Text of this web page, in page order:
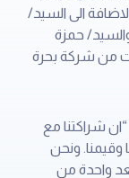
الى السيد/
حمزة
من شركة بحرة
شراكتنا مع
وقيمنا. ونحن
واحدة من